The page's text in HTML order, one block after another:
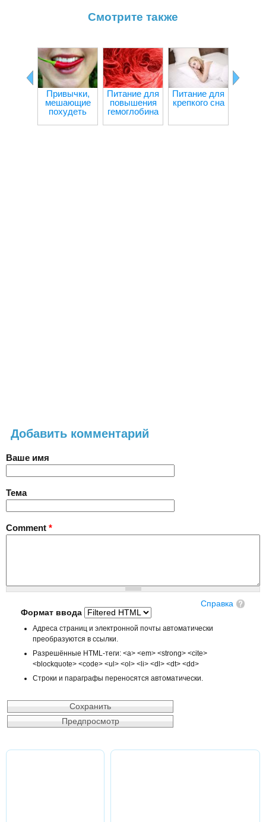
Смотрите также
Привычки,
мешающие
похудеть
Питание для
повышения
гемоглобина
Питание для
крепкого сна
Добавить комментарий
Ваше имя
Тема
Comment *
Справка
Формат ввода
Адреса страниц и электронной почты автоматически
преобразуются в ссылки.
Разрешённые HTML-теги: <a> <em> <strong> <cite>
<blockquote> <code> <ul> <ol> <li> <dl> <dt> <dd>
Строки и параграфы переносятся автоматически.